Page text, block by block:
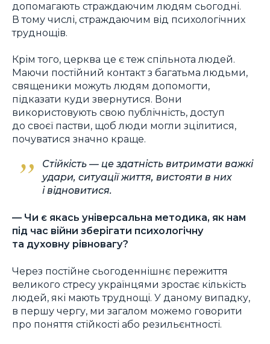
допомагають страждаючим людям сьогодні.
В тому числі, страждаючим від психологічних
труднощів.
Крім того, церква це є теж спільнота людей.
Маючи постійний контакт з багатьма людьми,
священики можуть людям допомогти,
підказати куди звернутися. Вони
використовують свою публічність, доступ
до своєї пастви, щоб люди могли зцілитися,
почуватися значно краще.
Стійкість — це здатність витримати важкі
удари, ситуації життя, вистояти в них
і відновитися.
— Чи є якась універсальна методика, як нам
під час війни зберігати психологічну
та духовну рівновагу?
Через постійне сьогоденнішнє пережиття
великого стресу українцями зростає кількість
людей, які мають труднощі. У даному випадку,
в першу чергу, ми загалом можемо говорити
про поняття стійкості або резильєнтності.